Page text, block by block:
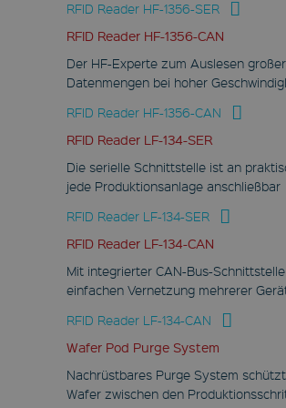
RFID Reader HF-1356-SER
RFID Reader HF-1356-CAN
Der HF-Experte zum Auslesen großer
Datenmengen bei hoher
RFID Reader HF-1356-CAN
RFID Reader LF-134-SER
Die serielle Schnittstelle ist an
jede Produktionsanlage anschließbar
RFID Reader LF-134-SER
RFID Reader LF-134-CAN
Mit integrierter CAN-Bus-
einfachen Vernetzung mehrerer
RFID Reader LF-134-CAN
Wafer Pod Purge System
Nachrüstbares Purge System
Wafer zwischen den
www.fabmatics.com
Session
Dieses Cookie wird
verwendet um die
Nutzereinstellungen des
CookieScriptConsent
Cookie-Script.com-Dienst
Einwilligungseinstellungen
für Besucher-Cookies zu
speichern. Das Cookie-
Script.com muss
funktionieren.